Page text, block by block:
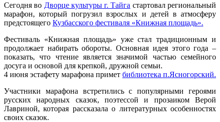
Сегодня во Дворце культуры г. Тайга стартовал региональный
марафон, который погрузил взрослых и детей в атмосферу
предстоящего Кузбасского фестиваля «Книжная площадь».
Фестиваль «Книжная площадь» уже стал традиционным и
продолжает набирать обороты. Основная идея этого года –
показать, что чтение является значимой частью семейного
досуга и основой для крепкой, дружной семьи.
4 июня эстафету марафона примет библиотека п.Ясногорский.
Участники марафона встретились с популярными героями
русских народных сказок, поэтессой и прозаиком Верой
Лавриной, которая рассказала о литературных особенностях
своих сказок.